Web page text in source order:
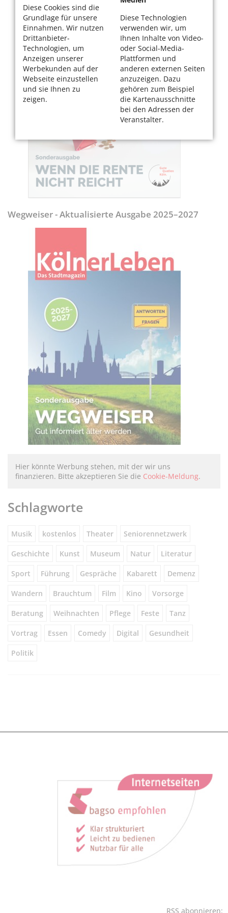
Diese Cookies sind die
Grundlage für unsere
Einnahmen. Wir nutzen
Drittanbieter-
Technologien, um
Anzeigen unserer
Werbekunden auf der
Webseite einzustellen
und sie Ihnen zu
zeigen.
Diese Technologien
verwenden wir, um
Ihnen Inhalte von Video-
oder Social-Media-
Plattformen und
anderen externen Seiten
anzuzeigen. Dazu
gehören zum Beispiel
die Kartenausschnitte
bei den Adressen der
Veranstalter.
Wegweiser - Aktualisierte Ausgabe 2025–2027
Hier könnte Werbung stehen, mit der wir uns
finanzieren. Bitte akzeptieren Sie die Cookie-Meldung.
Schlagworte
Musik kostenlos Theater Seniorennetzwerk
Geschichte Kunst Museum Natur Literatur
Sport Führung Gespräche Kabarett Demenz
Wandern Brauchtum Film Kino Vorsorge
Beratung Weihnachten Pflege Feste Tanz
Vortrag Essen Comedy Digital Gesundheit
Politik
RSS abonnieren: